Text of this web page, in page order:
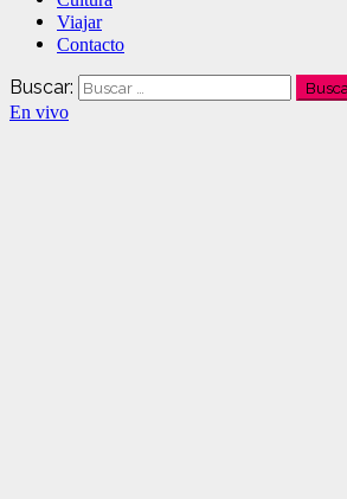
Viajar
Contacto
Buscar:
En vivo